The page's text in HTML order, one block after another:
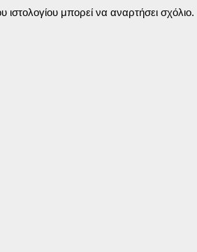
μπορεί να αναρτήσει σχόλιο.